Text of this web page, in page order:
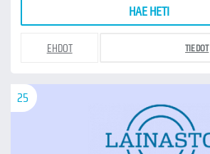
HAE HETI
EHDOT TIEDOT
25